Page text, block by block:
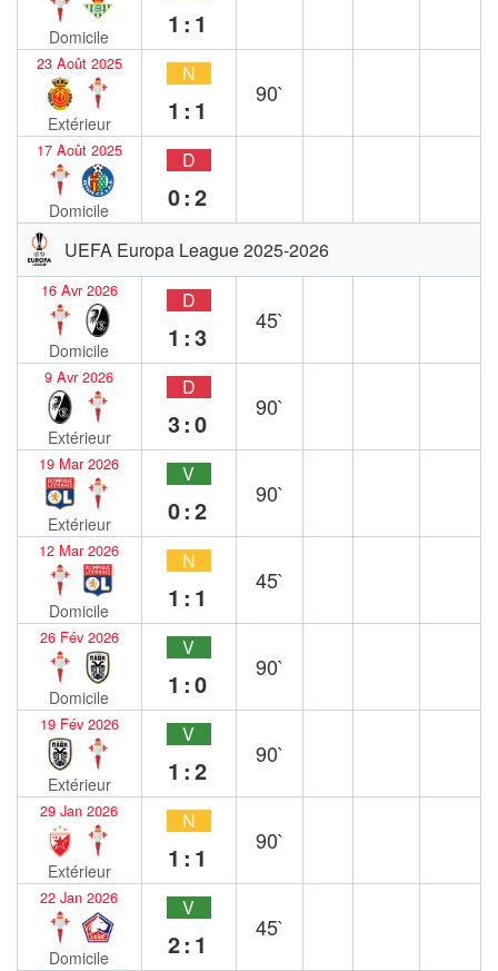
Domicile 1:1
23 Août 2025
Extérieur
N
1:1
90`
17 Août 2025
Domicile
D
0:2
UEFA Europa League 2025-2026
16 Avr 2026
Domicile
D
1:3
45`
9 Avr 2026
Extérieur
D
3:0
90`
19 Mar 2026
Extérieur
V
0:2
90`
12 Mar 2026
Domicile
N
1:1
45`
26 Fév 2026
Domicile
V
1:0
90`
19 Fév 2026
Extérieur
V
1:2
90`
29 Jan 2026
Extérieur
N
1:1
90`
22 Jan 2026
Domicile
V
2:1
45`